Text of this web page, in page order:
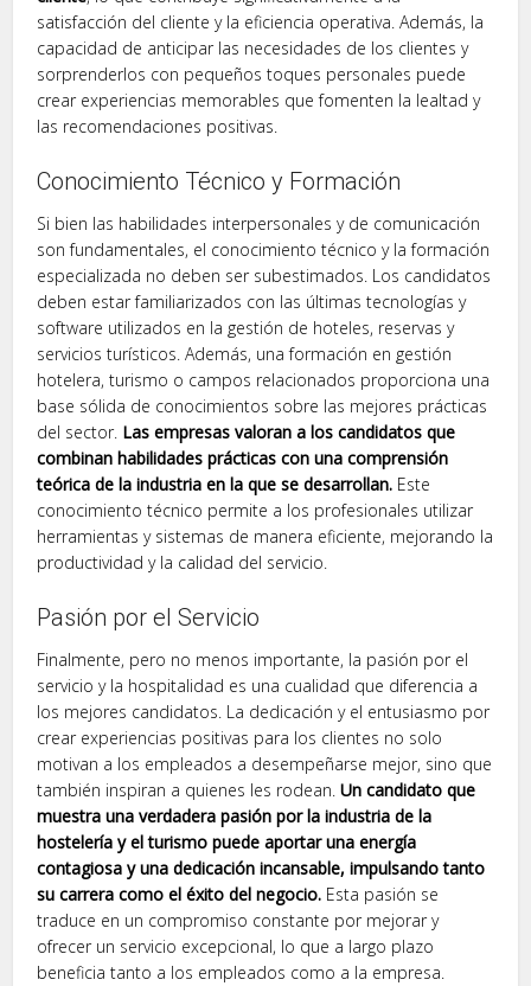
satisfacción del cliente y la eficiencia operativa. Además, la
capacidad de anticipar las necesidades de los clientes y
sorprenderlos con pequeños toques personales puede
crear experiencias memorables que fomenten la lealtad y
las recomendaciones positivas.
Conocimiento Técnico y Formación
Si bien las habilidades interpersonales y de comunicación
son fundamentales, el conocimiento técnico y la formación
especializada no deben ser subestimados. Los candidatos
deben estar familiarizados con las últimas tecnologías y
software utilizados en la gestión de hoteles, reservas y
servicios turísticos. Además, una formación en gestión
hotelera, turismo o campos relacionados proporciona una
base sólida de conocimientos sobre las mejores prácticas
del sector. Las empresas valoran a los candidatos que
combinan habilidades prácticas con una comprensión
teórica de la industria en la que se desarrollan. Este
conocimiento técnico permite a los profesionales utilizar
herramientas y sistemas de manera eficiente, mejorando la
productividad y la calidad del servicio.
Pasión por el Servicio
Finalmente, pero no menos importante, la pasión por el
servicio y la hospitalidad es una cualidad que diferencia a
los mejores candidatos. La dedicación y el entusiasmo por
crear experiencias positivas para los clientes no solo
motivan a los empleados a desempeñarse mejor, sino que
también inspiran a quienes les rodean.Un candidato que
muestra una verdadera pasión por la industria de la
hostelería y el turismo puede aportar una energía
contagiosa y una dedicación incansable, impulsando tanto
su carrera como el éxito del negocio. Esta pasión se
traduce en un compromiso constante por mejorar y
ofrecer un servicio excepcional, lo que a largo plazo
beneficia tanto a los empleados como a la empresa.